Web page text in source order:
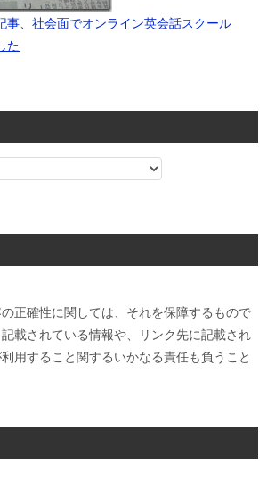
事、社会面でオンライン英会話スクール
た
正確性に関しては、それを保障するもので
載されている情報や、リンク先に記載され
用すること関するいかなる責任も負うこと